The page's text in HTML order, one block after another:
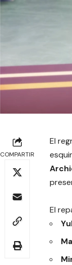
COMPARTIR
El
El